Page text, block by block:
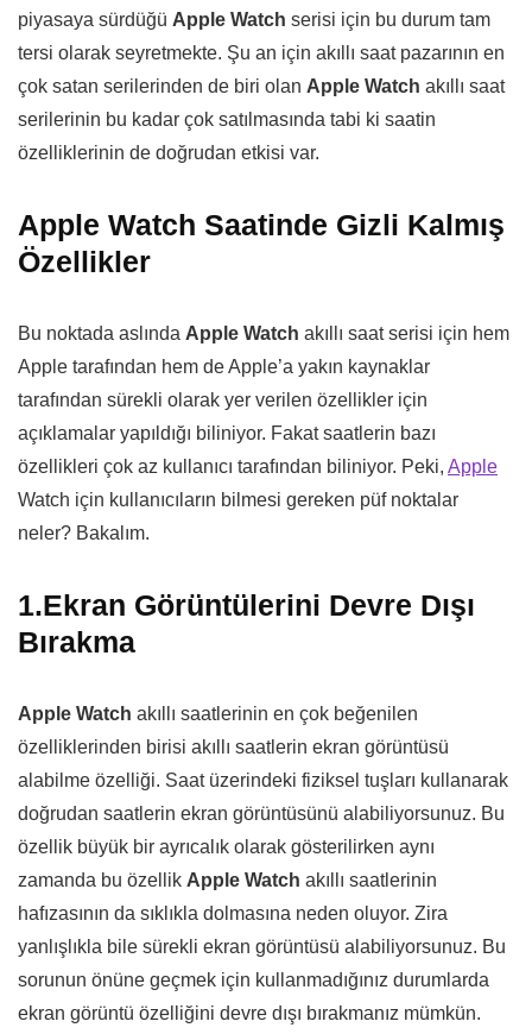
piyasaya sürdüğü Apple Watch serisi için bu durum tam
tersi olarak seyretmekte. Şu an için akıllı saat pazarının en
çok satan serilerinden de biri olan Apple Watch akıllı saat
serilerinin bu kadar çok satılmasında tabi ki saatin
özelliklerinin de doğrudan etkisi var.
Apple Watch Saatinde Gizli Kalmış
Özellikler
Bu noktada aslında Apple Watch akıllı saat serisi için hem
Apple tarafından hem de Apple’a yakın kaynaklar
tarafından sürekli olarak yer verilen özellikler için
açıklamalar yapıldığı biliniyor. Fakat saatlerin bazı
özellikleri çok az kullanıcı tarafından biliniyor. Peki, Apple
Watch için kullanıcıların bilmesi gereken püf noktalar
neler? Bakalım.
1.Ekran Görüntülerini Devre Dışı
Bırakma
Apple Watch akıllı saatlerinin en çok beğenilen
özelliklerinden birisi akıllı saatlerin ekran görüntüsü
alabilme özelliği. Saat üzerindeki fiziksel tuşları kullanarak
doğrudan saatlerin ekran görüntüsünü alabiliyorsunuz. Bu
özellik büyük bir ayrıcalık olarak gösterilirken aynı
zamanda bu özellik Apple Watch akıllı saatlerinin
hafızasının da sıklıkla dolmasına neden oluyor. Zira
yanlışlıkla bile sürekli ekran görüntüsü alabiliyorsunuz. Bu
sorunun önüne geçmek için kullanmadığınız durumlarda
ekran görüntü özelliğini devre dışı bırakmanız mümkün.